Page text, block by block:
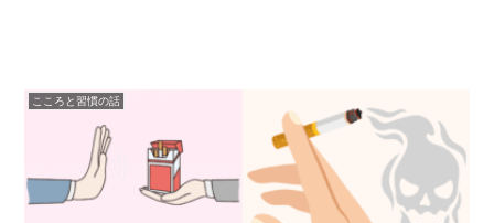
こころと習慣の話